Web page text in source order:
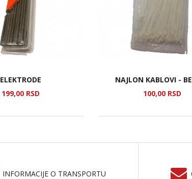
ELEKTRODE
199,00 RSD
NAJLON KABLOVI -
100,00 RSD
INFORMACIJE O TRANSPORTU